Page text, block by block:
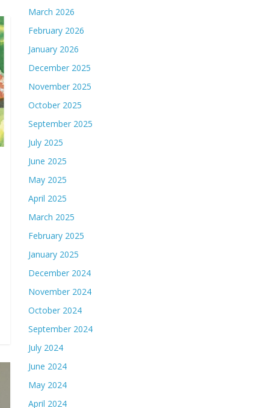
March 2026
February 2026
January 2026
December 2025
November 2025
October 2025
September 2025
July 2025
June 2025
May 2025
April 2025
March 2025
February 2025
January 2025
December 2024
November 2024
October 2024
September 2024
July 2024
June 2024
May 2024
April 2024